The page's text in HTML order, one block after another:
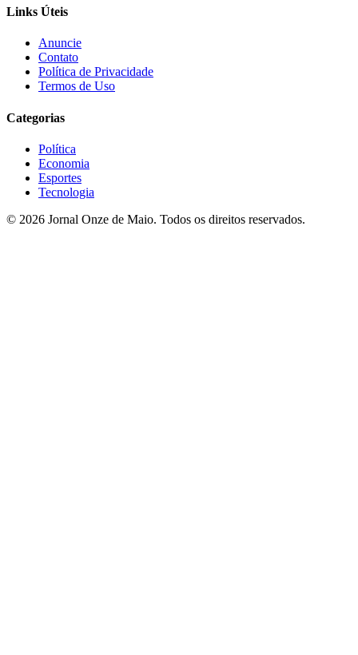
Links Úteis
Anuncie
Contato
Política de Privacidade
Termos de Uso
Categorias
Política
Economia
Esportes
Tecnologia
© 2026 Jornal Onze de Maio. Todos os direitos reservados.